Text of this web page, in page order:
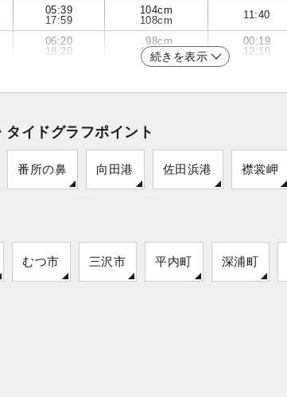
05:39
17:59
104cm
108cm
11:40
06:20
18:20
98cm
107cm
00:19
12:10
続きを表示
イドグラフポイント
番所の鼻 向田港 佐田浜港 襟裳岬
むつ市 三沢市 平内町 深浦町